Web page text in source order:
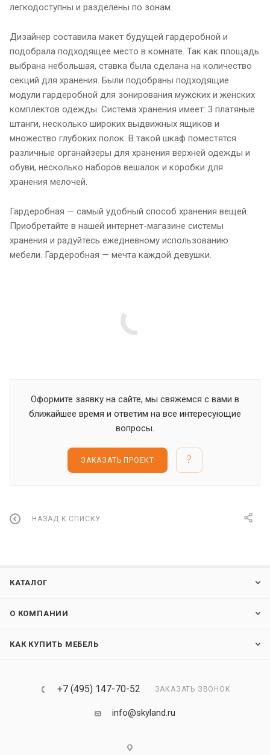
легкодоступны и разделены по зонам.
Дизайнер составила макет будущей гардеробной и
подобрала подходящее место в комнате. Так как площадь
выбрана небольшая, ставка была сделана на количество
секций для хранения. Были подобраны подходящие
модули гардеробной для зонирования мужских и женских
комплектов одежды. Система хранения имеет: 3 платяные
штанги, несколько широких выдвижных ящиков и
множество глубоких полок. В такой шкаф поместятся
различные органайзеры для хранения верхней одежды и
обуви, несколько наборов вешалок и коробки для
хранения мелочей.
Гардеробная — самый удобный способ хранения вещей.
Приобретайте в нашей интернет-магазине системы
хранения и радуйтесь ежедневному использованию
мебели. Гардеробная — мечта каждой девушки.
Оформите заявку на сайте, мы свяжемся с вами в
ближайшее время и ответим на все интересующие
вопросы.
ЗАКАЗАТЬ ПРОЕКТ
НАЗАД К СПИСКУ
КАТАЛОГ
О КОМПАНИИ
КАК КУПИТЬ МЕБЕЛЬ
+7 (495) 147-70-52 ЗАКАЗАТЬ ЗВОНОК
info@skyland.ru